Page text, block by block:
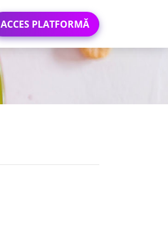
ACCES PLATFORMĂ